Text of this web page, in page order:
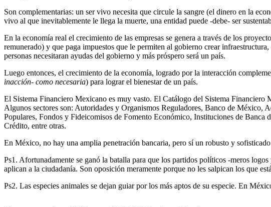
Son complementarias: un ser vivo necesita que circule la sangre (el dinero en la
vivo al que inevitablemente le llega la muerte, una entidad puede -debe- ser
En la economía real el crecimiento de las empresas se genera a través de los
remunerado) y que paga impuestos que le permiten al gobierno crear
personas necesitaran ayudas del gobierno y más próspero será un país.
Luego entonces, el crecimiento de la economía, logrado por la interacción
inacción- como necesaria) para lograr el bienestar de un país.
El Sistema Financiero Mexicano es muy vasto. El Catálogo del Sistema Financiero
Algunos sectores son: Autoridades y Organismos Reguladores, Banco de México,
Populares, Fondos y Fideicomisos de Fomento Económico, Instituciones de
Crédito, entre otras.
En México, no hay una amplia penetración bancaria, pero sí un robusto y
Ps1. Afortunadamente se ganó la batalla para que los partidos políticos -meros
aplican a la ciudadanía. Son oposición meramente porque no les salpican los que
Ps2. Las especies animales se dejan guiar por los más aptos de su especie. En